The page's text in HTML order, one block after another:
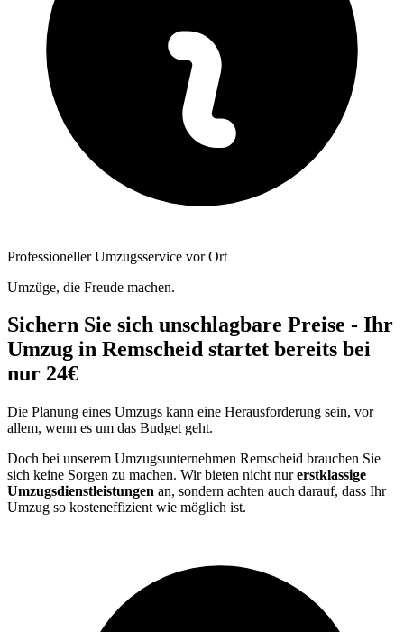
Professioneller Umzugsservice vor Ort
Umzüge, die Freude machen.
Sichern Sie sich unschlagbare Preise - Ihr
Umzug in Remscheid startet bereits bei
nur 24€
Die Planung eines Umzugs kann eine Herausforderung sein, vor
allem, wenn es um das Budget geht.
Doch bei unserem Umzugsunternehmen Remscheid brauchen Sie
sich keine Sorgen zu machen. Wir bieten nicht nurerstklassige
Umzugsdienstleistungen an, sondern achten auch darauf, dass Ihr
Umzug so kosteneffizient wie möglich ist.